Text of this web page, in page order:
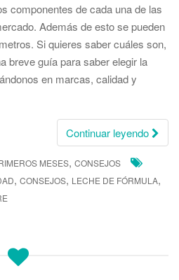
componentes de cada una de las
Además de esto se pueden
Si quieres saber cuáles son,
breve guía para saber elegir la
en marcas, calidad y
Continuar leyendo
MESES, CONSEJOS
, CONSEJOS, LECHE DE FÓRMULA,